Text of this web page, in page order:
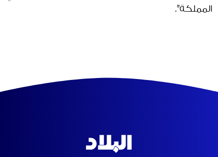
المملكة".